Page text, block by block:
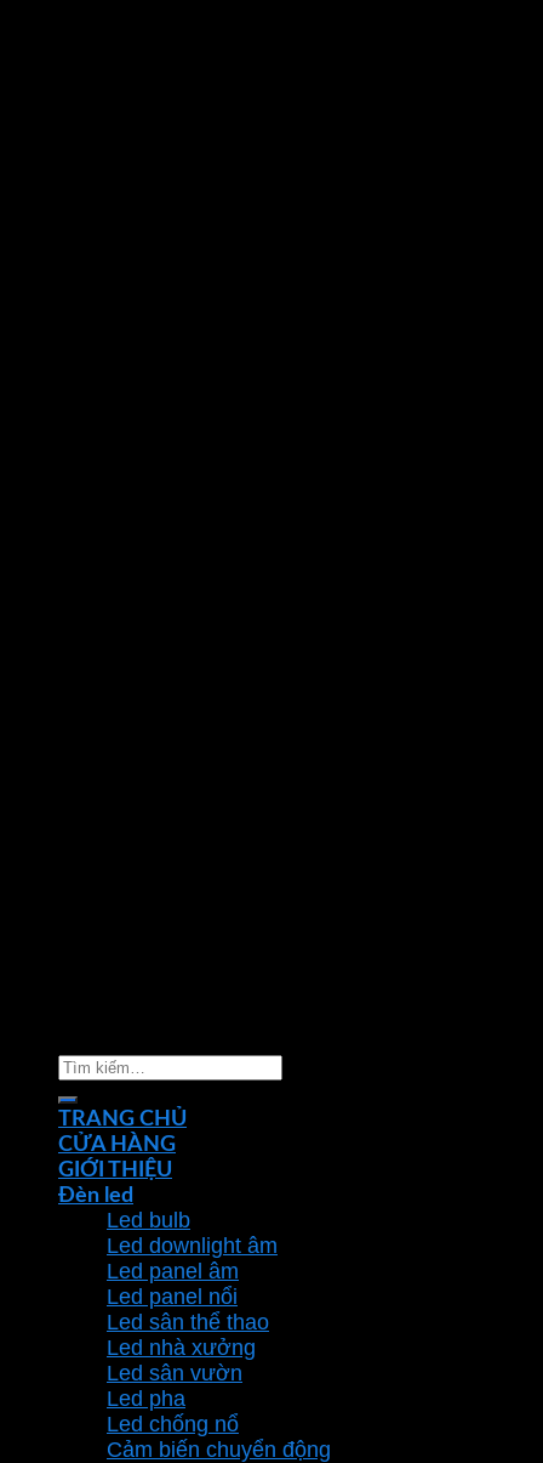
Tìm
TRANG CHỦ
CỬA HÀNG
GIỚI THIỆU
Đèn led
Led bulb
Led downlight âm
Led panel âm
Led panel nổi
Led sân thể thao
Led nhà xưởng
Led sân vườn
Led pha
Led chống nổ
Cảm biến chuyển động